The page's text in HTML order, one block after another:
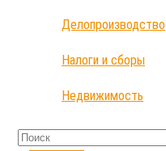
Делопроизводство
Налоги и сборы
Недвижимость